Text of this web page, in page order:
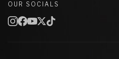
OUR SOCIALS